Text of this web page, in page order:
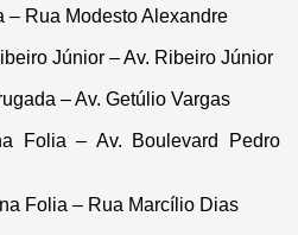
– Rua Modesto Alexandre
Júnior – Av. Ribeiro Júnior
– Av. Getúlio Vargas
Folia – Av. Boulevard Pedro
Folia – Rua Marcílio Dias